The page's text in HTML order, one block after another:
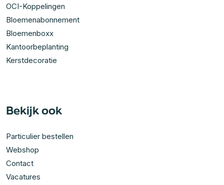
OCI-Koppelingen
Bloemenabonnement
Bloemenboxx
Kantoorbeplanting
Kerstdecoratie
Bekijk ook
Particulier bestellen
Webshop
Contact
Vacatures